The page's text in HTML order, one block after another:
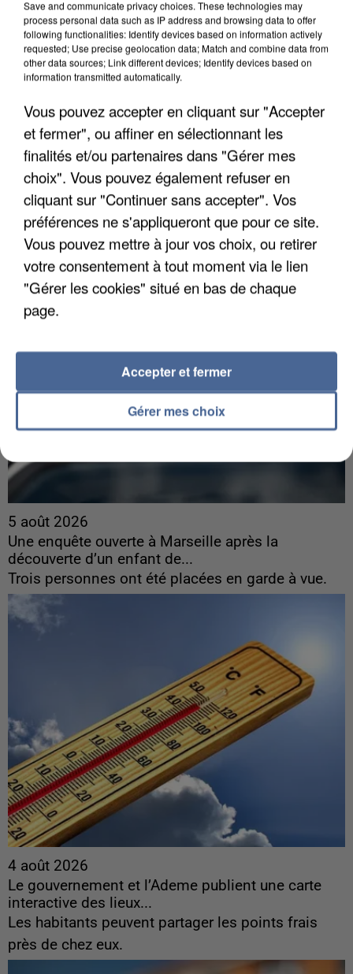
5 août 2026
L’un des fondateurs supposés de la DZ Mafia
interpellé en Algérie
Il est soupçonné d'y avoir mené ses opérations en
France.
5 août 2026
Une enquête ouverte à Marseille après la
découverte d’un enfant de...
Trois personnes ont été placées en garde à vue.
4 août 2026
Le gouvernement et l’Ademe publient une carte
interactive des lieux...
Les habitants peuvent partager les points frais
près de chez eux.
Save and communicate privacy choices. These technologies may
process personal data such as IP address and browsing data to offer
following functionalities: Identify devices based on information actively
requested; Use precise geolocation data; Match and combine data from
other data sources; Link different devices; Identify devices based on
information transmitted automatically.
Vous pouvez accepter en cliquant sur "Accepter
et fermer", ou affiner en sélectionnant les
finalités et/ou partenaires dans "Gérer mes
choix". Vous pouvez également refuser en
cliquant sur "Continuer sans accepter". Vos
préférences ne s'appliqueront que pour ce site.
Vous pouvez mettre à jour vos choix, ou retirer
votre consentement à tout moment via le lien
"Gérer les cookies" situé en bas de chaque
page.
Gérer mes choix
Accepter et fermer